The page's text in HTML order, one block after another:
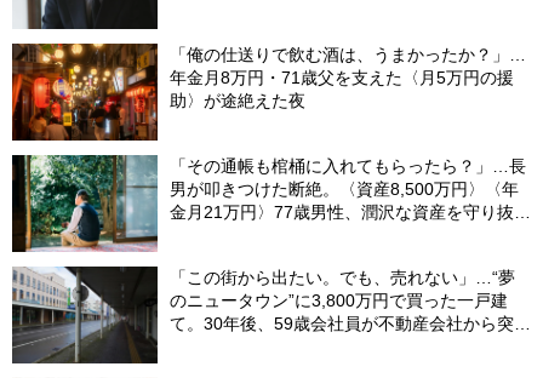
「俺の仕送りで飲む酒は、うまかったか？」…
年金月8万円・71歳父を支えた〈月5万円の援
助〉が途絶えた夜
「その通帳も棺桶に入れてもらったら？」…長
男が叩きつけた断絶。〈資産8,500万円〉〈年
金月21万円〉77歳男性、潤沢な資産を守り抜い
「この街から出たい。でも、売れない」…“夢
のニュータウン”に3,800万円で買った一戸建
て。30年後、59歳会社員が不動産会社から突き